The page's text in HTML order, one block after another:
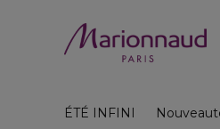
ÉTÉ INFINI